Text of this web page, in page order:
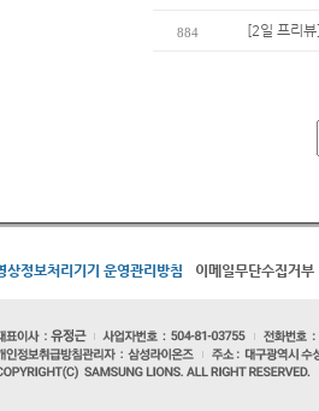
884 [2일 프리
상정보처리기기 운영관리방침 이메일무단수집거부